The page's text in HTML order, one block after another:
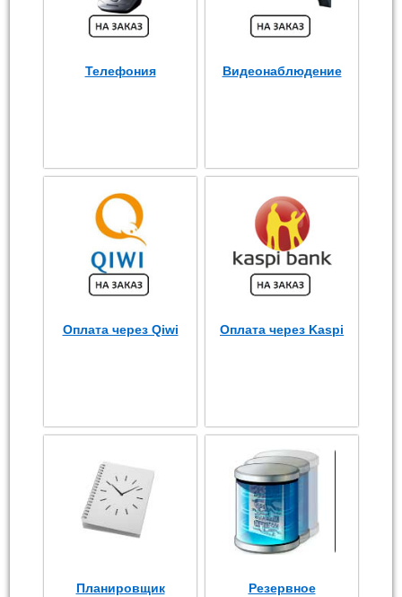
Телефония Видеонаблюдение
Оплата через Qiwi Оплата через Kaspi
Планировщик
Резервное